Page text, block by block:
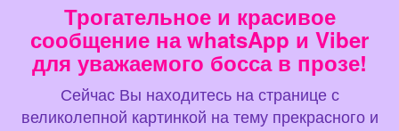
Трогательное и красивое
сообщение на whatsApp и Viber
для уважаемого босса в прозе!
Сейчас Вы находитесь на странице с
великолепной картинкой на тему прекрасного и